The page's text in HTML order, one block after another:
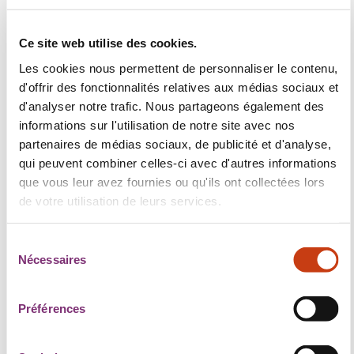
Ce site web utilise des cookies.
Les cookies nous permettent de personnaliser le contenu,
d'offrir des fonctionnalités relatives aux médias sociaux et
d'analyser notre trafic. Nous partageons également des
informations sur l'utilisation de notre site avec nos
partenaires de médias sociaux, de publicité et d'analyse,
qui peuvent combiner celles-ci avec d'autres informations
que vous leur avez fournies ou qu'ils ont collectées lors
de votre utilisation de leurs services.
Nécessaires
Préférences
space dedicated to applied AI, autonomous
systems, cybersecurity and sovereignty, and
productivity-boosting technologies across industries.
Fintech Sphere
Where regulated innovation takes center stage: The
Fintech Sphere brings together financial players,
digital leaders, founders and regulators to decode
powered by LHoFT.
the world, 25 in each of ten categories, will pitch